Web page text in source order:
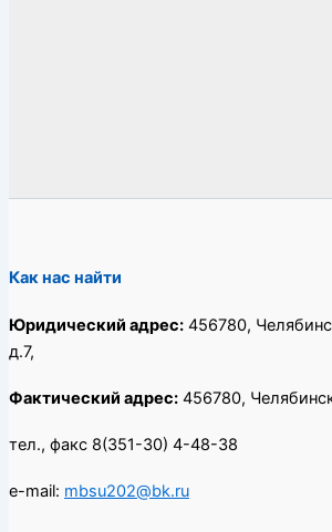
Как нас найти
Юридический адрес: 456780,
д.7,
Фактический адрес: 456780,
тел., факс 8(351-30) 4-48-38
e-mail: mbsu202@bk.ru